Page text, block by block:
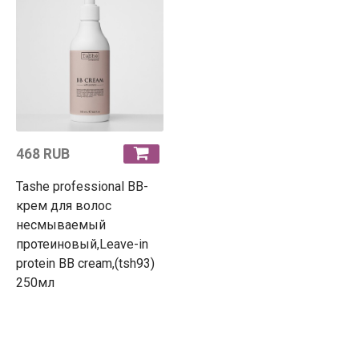
468 RUB
Tashe professional BB-
крем для волос
несмываемый
протеиновый,Leave-in
protein BB cream,(tsh93)
250мл